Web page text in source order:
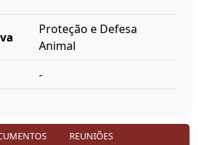
Proteção e Defesa
Animal
-
REUNIÕES